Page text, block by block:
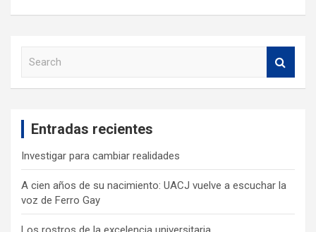
Entradas recientes
Investigar para cambiar realidades
A cien años de su nacimiento: UACJ vuelve a escuchar la
voz de Ferro Gay